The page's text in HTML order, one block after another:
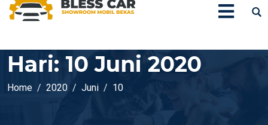
Hari: 10 Juni 2020
Home 2020 Juni 10